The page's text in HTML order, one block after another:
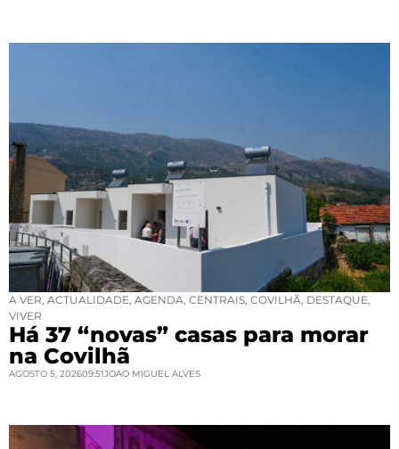
A VER ACTUALIDADE AGENDA CENTRAIS COVILHÃ DESTAQUE
VIVER
Há 37 “novas” casas para morar
na Covilhã
AGOSTO 5, 202609:51JOAO MIGUEL ALVES